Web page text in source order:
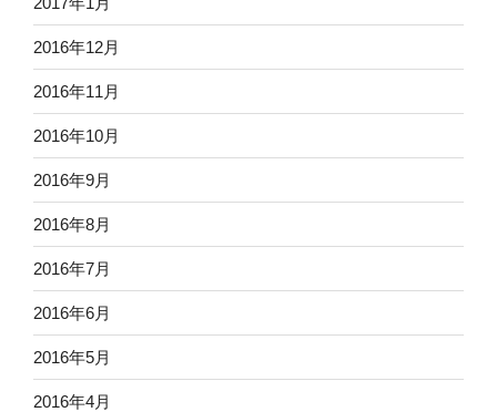
2016年12月
2016年11月
2016年10月
2016年9月
2016年8月
2016年7月
2016年6月
2016年5月
2016年4月